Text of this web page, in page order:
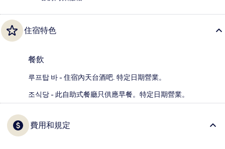
住宿特色
餐飲
루프탑 바 - 住宿內天台酒吧. 特定日期營業。
조식당 - 此自助式餐廳只供應早餐。特定日期營業。
費用和規定